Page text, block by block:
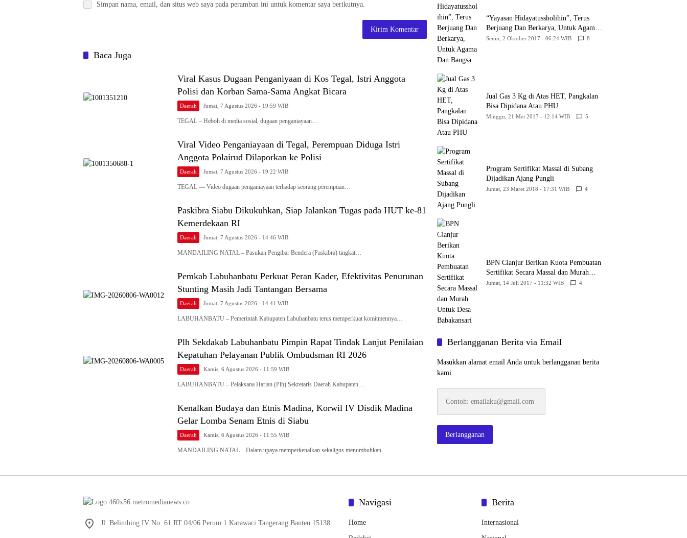
Simpan nama, email, dan situs web saya pada peramban ini untuk komentar saya berikutnya.
Baca Juga
Viral Kasus Dugaan Penganiyaan di Kos Tegal, Istri Anggota
Polisi dan Korban Sama-Sama Angkat Bicara
Daerah Jumat, 7 Agustus 2026 - 19:59 WIB
TEGAL – Heboh di media sosial, dugaan penganiayaan…
Viral Video Penganiayaan di Tegal, Perempuan Diduga Istri
Anggota Polairud Dilaporkan ke Polisi
Daerah Jumat, 7 Agustus 2026 - 19:22 WIB
TEGAL — Video dugaan penganiayaan terhadap seorang perempuan…
Paskibra Siabu Dikukuhkan, Siap Jalankan Tugas pada HUT ke-81
Kemerdekaan RI
Daerah Jumat, 7 Agustus 2026 - 14:46 WIB
MANDAILING NATAL – Pasukan Pengibar Bendera (Paskibra) tingkat…
Pemkab Labuhanbatu Perkuat Peran Kader, Efektivitas Penurunan
Stunting Masih Jadi Tantangan Bersama
Daerah Jumat, 7 Agustus 2026 - 14:41 WIB
LABUHANBATU – Pemerintah Kabupaten Labuhanbatu terus memperkuat komitmennya…
Plh Sekdakab Labuhanbatu Pimpin Rapat Tindak Lanjut Penilaian
Kepatuhan Pelayanan Publik Ombudsman RI 2026
Daerah Kamis, 6 Agustus 2026 - 11:59 WIB
LABUHANBATU – Pelaksana Harian (Plh) Sekretaris Daerah Kabupaten…
Kenalkan Budaya dan Etnis Madina, Korwil IV Disdik Madina
Gelar Lomba Senam Etnis di Siabu
Daerah Kamis, 6 Agustus 2026 - 11:55 WIB
MANDAILING NATAL – Dalam upaya memperkenalkan sekaligus menumbuhkan…
“Yayasan Hidayatussholihin”, Terus
Berjuang Dan Berkarya, Untuk Agama
Dan Bangsa
Senin, 2 Oktober 2017 - 06:24 WIB 8
Jual Gas 3 Kg di Atas HET, Pangkalan
Bisa Dipidana Atau PHU
Minggu, 21 Mei 2017 - 12:14 WIB 5
Program Sertifikat Massal di Subang
Dijadikan Ajang Pungli
Jumat, 23 Maret 2018 - 17:31 WIB 4
BPN Cianjur Berikan Kuota Pembuatan
Sertifikat Secara Massal dan Murah
Untuk Desa Babakansari
Jumat, 14 Juli 2017 - 11:32 WIB 4
Berlangganan Berita via Email
Masukkan alamat email Anda untuk berlangganan berita
kami.
emailaku@gmail.com
Berlangganan
Jl. Belimbing IV No. 61 RT 04/06 Perum 1 Karawaci Tangerang Banten 15138
Navigasi
Home
Berita
Internasional